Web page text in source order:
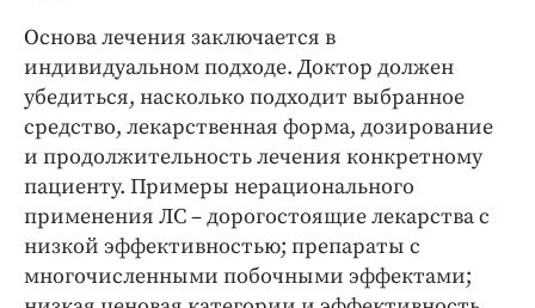
Основа лечения заключается в
индивидуальном подходе. Доктор должен
убедиться, насколько подходит выбранное
средство, лекарственная форма, дозирование
и продолжительность лечения конкретному
пациенту. Примеры нерационального
применения ЛС – дорогостоящие лекарства с
низкой эффективностью; препараты с
многочисленными побочными эффектами;